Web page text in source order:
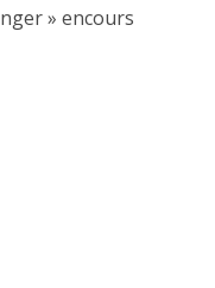
» encours